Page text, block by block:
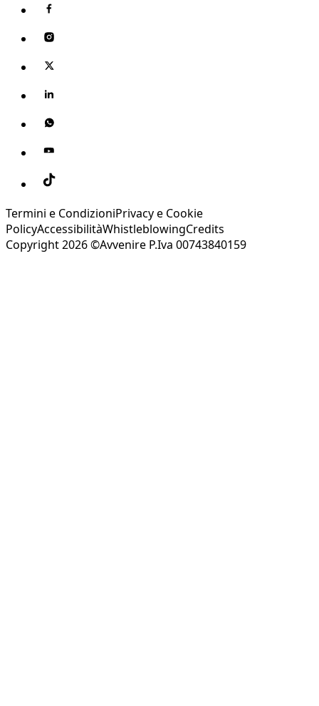
Termini e CondizioniPrivacy e Cookie
PolicyAccessibilitàWhistleblowingCredits
Copyright 2026 ©Avvenire P.Iva 00743840159